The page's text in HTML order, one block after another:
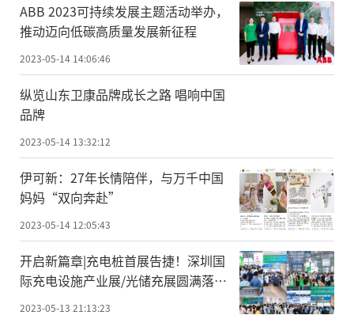
ABB 2023可持续发展主题活动举办，
推动迈向低碳高质量发展新征程
2023-05-14 14:06:46
纵览山东卫康品牌成长之路 唱响中国
品牌
2023-05-14 13:32:12
伊可新：27年长情陪伴，与万千中国
妈妈“双向奔赴”
2023-05-14 12:05:43
开启新篇章|充电桩首展告捷！深圳国
际充电设施产业展/光储充展圆满落
2023-05-13 21:13:23